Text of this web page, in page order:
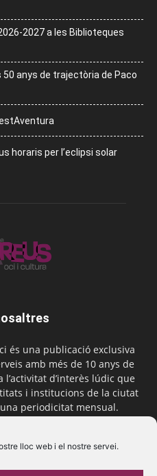
lloc web i el nostre servei.
2027 a les Biblioteques
anys de trajectòria de Paco
horaris per l’eclipsi solar
és una publicació exclusiva
amb més de 10 anys de
d’interès lúdic que
i institucions de la ciutat
periodicitat mensual.